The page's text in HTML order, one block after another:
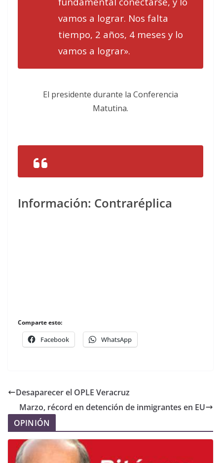
vamos a lograr. Nos falta
tiempo, 2 años, 4 meses y lo
vamos a lograr».
El presidente durante la Conferencia
Matutina.
Información: Contraréplica
Comparte esto:
Facebook WhatsApp
Desaparecer el OPLE Veracruz
Marzo, récord en detención de inmigrantes en EU
OPINIÓN